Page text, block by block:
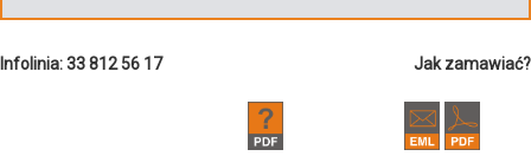
Infolinia: 33 812 56 17 Jak zamawiać?